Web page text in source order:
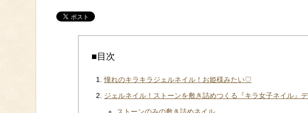
■目次
憧れのキラキラジェルネイル！お姫様みたい♡
ジェルネイル！ストーンを敷き詰めつくる『キラ女子ネイル』